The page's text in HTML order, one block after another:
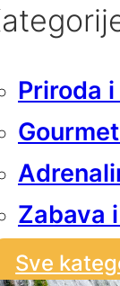
Priroda
Zabava
Sve